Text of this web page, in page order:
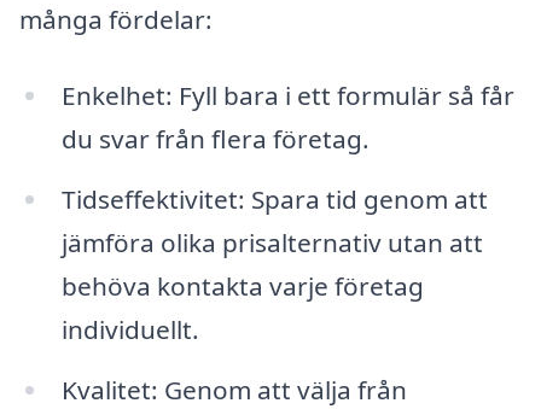
många fördelar:
Enkelhet: Fyll bara i ett formulär så får
du svar från flera företag.
Tidseffektivitet: Spara tid genom att
jämföra olika prisalternativ utan att
behöva kontakta varje företag
individuellt.
Kvalitet: Genom att välja från